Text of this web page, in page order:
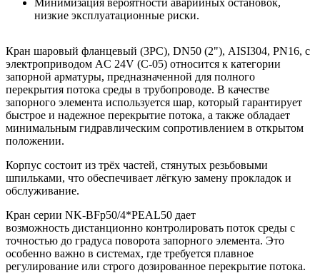
Кран шаровый фланцевый (3PC), DN50 (2"), AISI304, PN16, с
электроприводом AC 24V (С-05) относится к категории
запорной арматуры, предназначенной для полного
перекрытия потока среды в трубопроводе. В качестве
запорного элемента используется шар, который гарантирует
быстрое и надежное перекрытие потока, а также обладает
минимальным гидравлическим сопротивлением в открытом
положении.
Корпус состоит из трёх частей, стянутых резьбовыми
шпильками, что обеспечивает лёгкую замену прокладок и
обслуживание.
Кран серии NK-BFp50/4*PEAL50 дает
возможность дистанционно контролировать поток среды с
точностью до градуса поворота запорного элемента. Это
особенно важно в системах, где требуется плавное
регулирование или строго дозированное перекрытие потока.
низкие эксплуатационные риски.